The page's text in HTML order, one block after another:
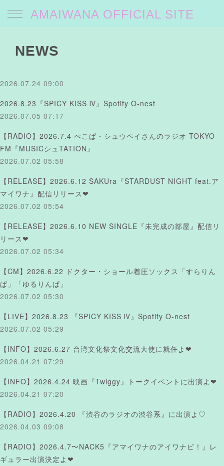
AMAIWANA OFFICIAL SITE
NEWS
2026.07.24 09:00
2026.8.23『SPICY KISS Ⅳ』Spotify O-nest
2026.07.05 07:17
【RADIO】2026.7.4 ぺこぱ・シュウペイさんのラジオ TOKYO
FM『MUSICシュTATION』
2026.07.02 05:58
【RELEASE】2026.6.12 SAKUra『STARDUST NIGHT feat.ア
マイワナ』配信リリース❤︎
2026.07.02 05:54
【RELEASE】2026.6.10 NEW SINGLE『未完成の部屋』配信リ
リース❤︎
2026.07.02 05:34
【CM】2026.6.22 ドクター・ショール着圧ソックス「すらりん
ぱ」「ゆるりんぱ」
2026.07.02 05:30
【LIVE】2026.8.23 『SPICY KISS Ⅳ』Spotify O-nest
2026.07.02 05:29
【INFO】2026.6.27 台湾文化祭文化交流大使に就任よ❤︎
2026.04.21 07:29
【INFO】2026.4.24 映画『Twiggy』トークイベントに出演よ❤︎
2026.04.21 07:20
【RADIO】2026.4.20 『渋谷のラジオの渋谷系』に出演よ♡
2026.04.03 09:08
【RADIO】2026.4.7〜NACK5『アマイワナのアイワナビ！』レ
ギュラー出演決定よ❤︎